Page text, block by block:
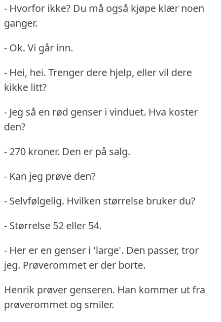
- Hvorfor ikke? Du må også kjøpe klær noen
ganger.
- Ok. Vi går inn.
- Hei, hei. Trenger dere hjelp, eller vil dere
kikke litt?
- Jeg så en rød genser i vinduet. Hva koster
den?
- 270 kroner. Den er på salg.
- Kan jeg prøve den?
- Selvfølgelig. Hvilken størrelse bruker du?
- Størrelse 52 eller 54.
- Her er en genser i 'large'. Den passer, tror
jeg. Prøverommet er der borte.
Henrik prøver genseren. Han kommer ut fra
prøverommet og smiler.